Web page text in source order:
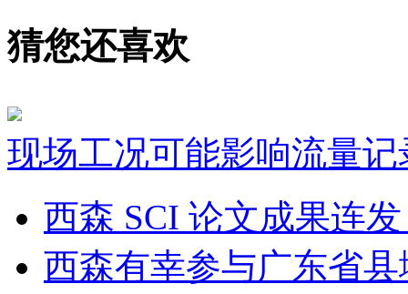
猜您还喜欢
现场工况可能影响流量
西森 SCI 论文成果连
西森有幸参与广东省